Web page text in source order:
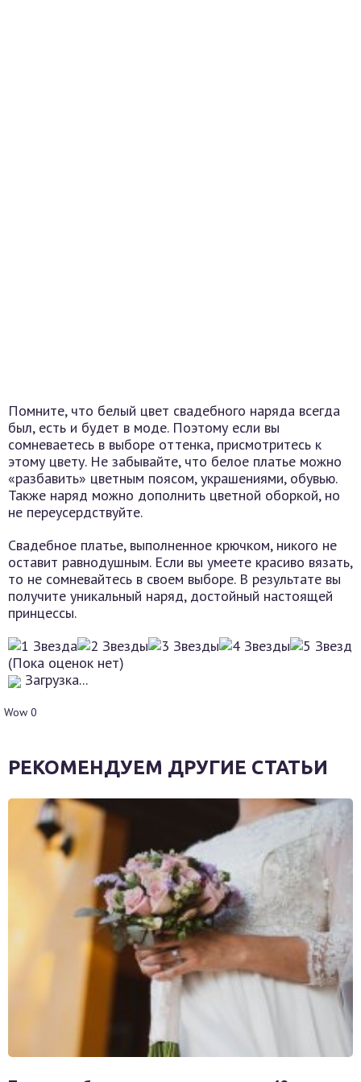
Помните, что белый цвет свадебного наряда всегда
был, есть и будет в моде. Поэтому если вы
сомневаетесь в выборе оттенка, присмотритесь к
этому цвету. Не забывайте, что белое платье можно
«разбавить» цветным поясом, украшениями, обувью.
Также наряд можно дополнить цветной оборкой, но
не переусердствуйте.
Свадебное платье, выполненное крючком, никого не
оставит равнодушным. Если вы умеете красиво вязать,
то не сомневайтесь в своем выборе. В результате вы
получите уникальный наряд, достойный настоящей
принцессы.
(Пока оценок нет)
Загрузка...
Wow 0
РЕКОМЕНДУЕМ ДРУГИЕ СТАТЬИ